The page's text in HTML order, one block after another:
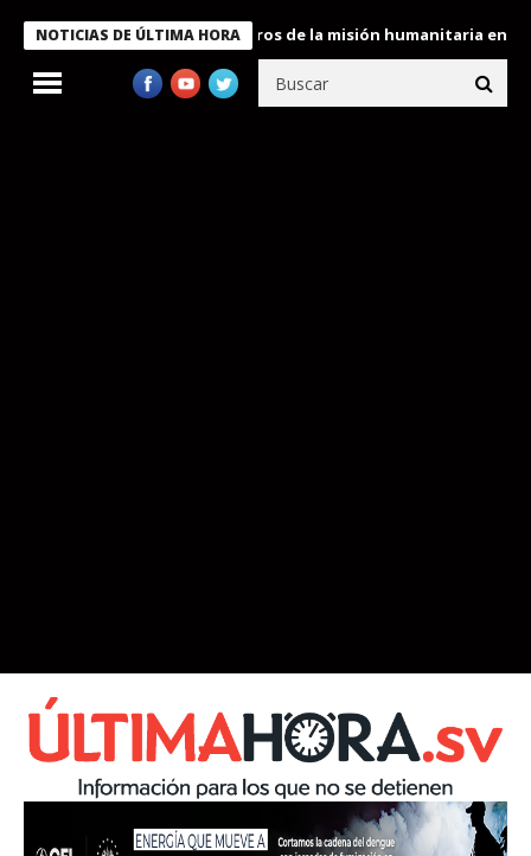
NOTICIAS DE ÚLTIMA HORA
condecora a miembros de la misión humanitaria enviada a